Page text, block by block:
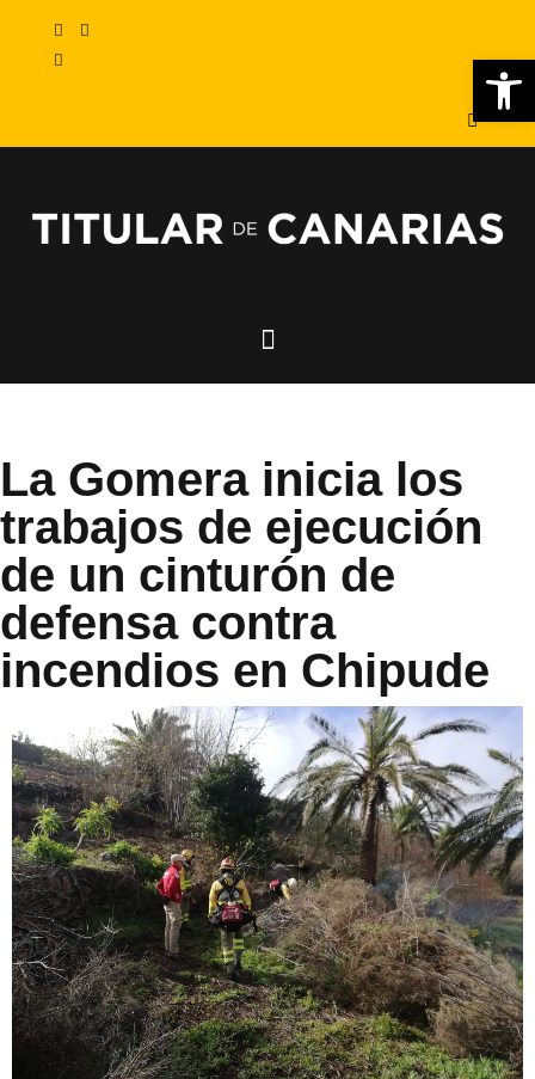
La Gomera inicia los
trabajos de ejecución
de un cinturón de
defensa contra
incendios en Chipude